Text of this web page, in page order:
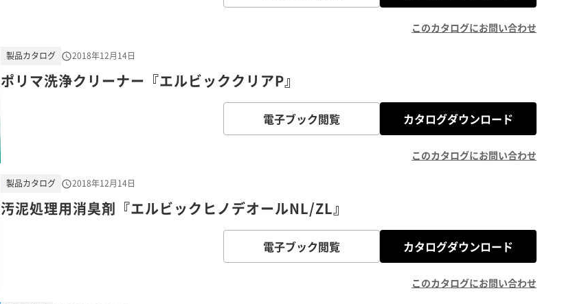
このカタログにお問い合わせ
ポリマ洗浄クリーナー『エルビッククリアP』
製品カタログ 2018年12月14日
電子ブック閲覧 カタログダウンロード
このカタログにお問い合わせ
汚泥処理用消臭剤『エルビックヒノデオールNL/ZL』
製品カタログ 2018年12月14日
電子ブック閲覧 カタログダウンロード
このカタログにお問い合わせ